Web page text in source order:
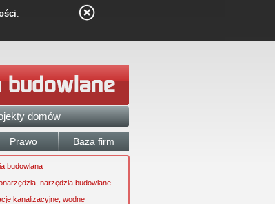
.
domów
Prawo Baza firm
budowlana
narzędzia budowlane
kanalizacyjne, wodne